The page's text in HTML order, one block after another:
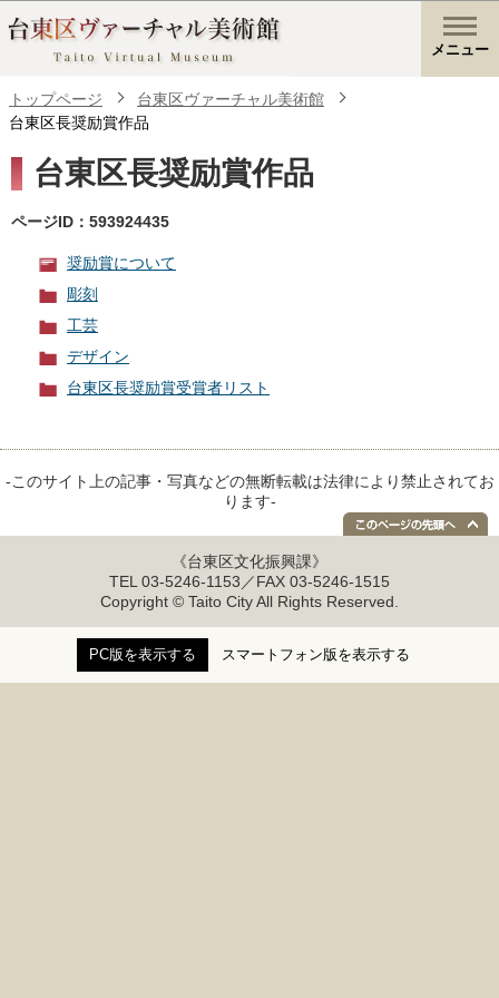
メニュー
トップページ
台東区ヴァーチャル美術館
台東区長奨励賞作品
台東区長奨励賞作品
ページID：593924435
奨励賞について
彫刻
工芸
デザイン
台東区長奨励賞受賞者リスト
-このサイト上の記事・写真などの無断転載は法律により禁止されてお
ります-
《台東区文化振興課》
TEL 03-5246-1153／FAX 03-5246-1515
Copyright © Taito City All Rights Reserved.
PC版を表示する スマートフォン版を表示する